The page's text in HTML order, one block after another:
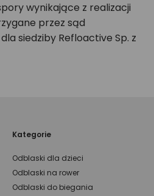
wynikające z realizacji
przez sąd
siedziby Refloactive Sp. z
Kategorie
Odblaski dla dzieci
Odblaski na rower
Odblaski do biegania